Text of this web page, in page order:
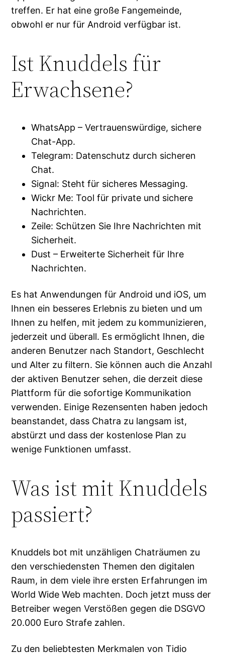
treffen. Er hat eine große Fangemeinde,
obwohl er nur für Android verfügbar ist.
Ist Knuddels für
Erwachsene?
WhatsApp – Vertrauenswürdige, sichere
Chat-App.
Telegram: Datenschutz durch sicheren
Chat.
Signal: Steht für sicheres Messaging.
Wickr Me: Tool für private und sichere
Nachrichten.
Zeile: Schützen Sie Ihre Nachrichten mit
Sicherheit.
Dust – Erweiterte Sicherheit für Ihre
Nachrichten.
Es hat Anwendungen für Android und iOS, um
Ihnen ein besseres Erlebnis zu bieten und um
Ihnen zu helfen, mit jedem zu kommunizieren,
jederzeit und überall. Es ermöglicht Ihnen, die
anderen Benutzer nach Standort, Geschlecht
und Alter zu filtern. Sie können auch die Anzahl
der aktiven Benutzer sehen, die derzeit diese
Plattform für die sofortige Kommunikation
verwenden. Einige Rezensenten haben jedoch
beanstandet, dass Chatra zu langsam ist,
abstürzt und dass der kostenlose Plan zu
wenige Funktionen umfasst.
Was ist mit Knuddels
passiert?
Knuddels bot mit unzähligen Chaträumen zu
den verschiedensten Themen den digitalen
Raum, in dem viele ihre ersten Erfahrungen im
World Wide Web machten. Doch jetzt muss der
Betreiber wegen Verstößen gegen die DSGVO
20.000 Euro Strafe zahlen.
Zu den beliebtesten Merkmalen von Tidio